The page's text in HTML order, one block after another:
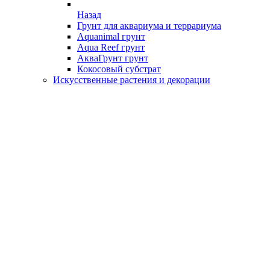
Назад
Грунт для аквариума и террариума
Aquanimal грунт
Aqua Reef грунт
АкваГрунт грунт
Кокосовый субстрат
Искусственные растения и декорации